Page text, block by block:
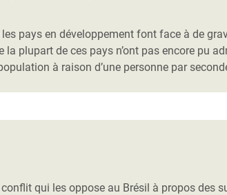
pays en développement font face à de
plupart de ces pays n’ont pas encore pu
à raison d’une personne par
qui les oppose au Brésil à propos des